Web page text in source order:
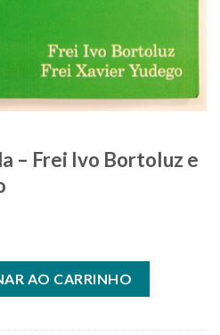
– Frei Ivo Bortoluz e
AO CARRINHO